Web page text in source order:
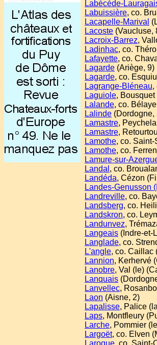
Labécède-
Labuissière, co.
Lacapelle-Marival
Lacoste (Vaucluse,
Lacroix-Barrez,
Ladinhac, co.
Lafayette, co.
Lagarde (Ariège, 9)
Lagarde, co.
Lagrange-Bléneau,
Laguiole,
Lalande, co.
Lalinde (Dordogne,
Lamastre,
Lamastre,
Lamothe, co.
Lamothe, co.
Lamure-sur-
Landal , co.
Landéda, Cézon
Landes-Genusson
Landreville, co.
Landsberg, co.
Landskron, co.
Landunvez,
Langeais (Indre-et-
Langlade, co.
L'angle, co. Caillac
Lannion, Kerhervé
Lanobre, Val (le)
Lanquais
Lanvellec,
Laon (Aisne, 2)
Lapalisse, Palice
Laps, Montfleury
Larche, Pommier
Largoët, co. Elven
Laroque, co. Saint-